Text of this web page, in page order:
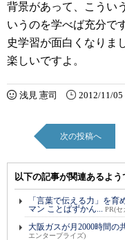
背景があって、こうい
いうのを学べば充分で
史学習が面白くなり
楽しいですよ。
浅見 憲司 2012/11/05
次の投稿へ
以下の記事が関連あるよう
「言葉で伝える力」を
マン ことばずかん... PR(セ
大阪ガスが月2000時間
エンタープライズ)